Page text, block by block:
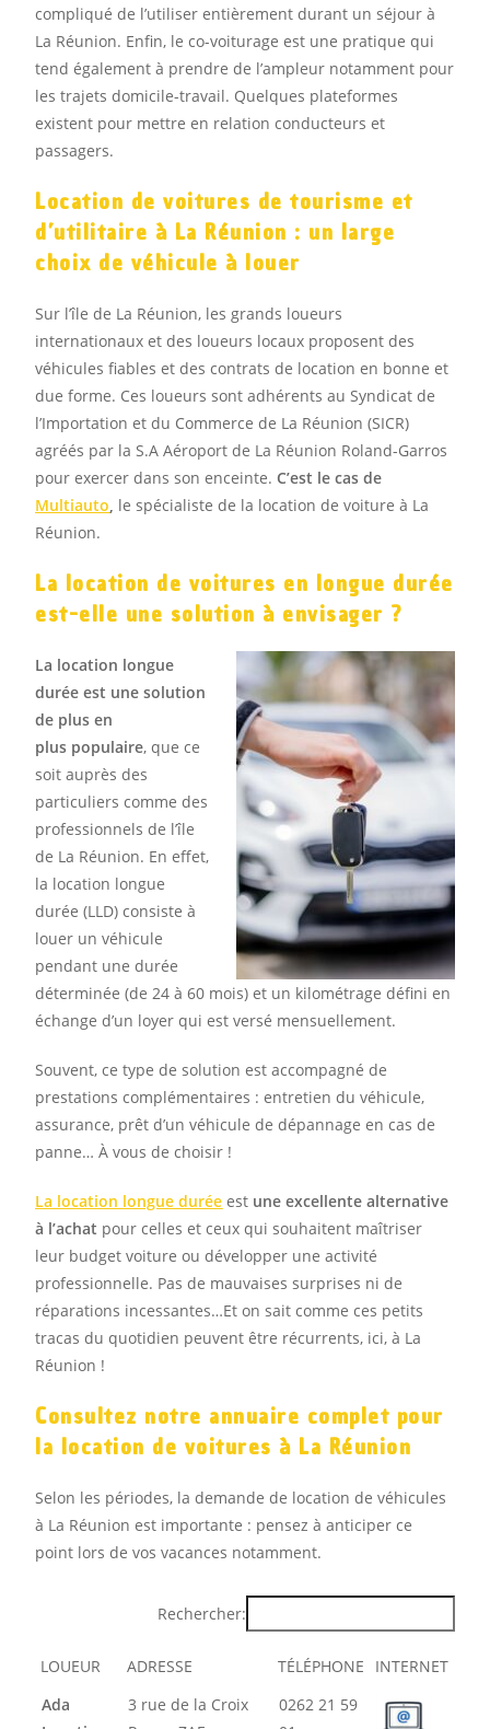
compliqué de l’utiliser entièrement durant un séjour à
La Réunion. Enfin, le co-voiturage est une pratique qui
tend également à prendre de l’ampleur notamment pour
les trajets domicile-travail. Quelques plateformes
existent pour mettre en relation conducteurs et
passagers.
Location de voitures de tourisme et
d’utilitaire à La Réunion : un large
choix de véhicule à louer
Sur l’île de La Réunion, les grands loueurs
internationaux et des loueurs locaux proposent des
véhicules fiables et des contrats de location en bonne et
due forme. Ces loueurs sont adhérents au Syndicat de
l’Importation et du Commerce de La Réunion (SICR)
agréés par la S.A Aéroport de La Réunion Roland-Garros
pour exercer dans son enceinte. C’est le cas de
Multiauto, le spécialiste de la location de voiture à La
Réunion.
La location de voitures en longue durée
est-elle une solution à envisager ?
La location longue
durée est une solution
de plus en
plus populaire, que ce
soit auprès des
particuliers comme des
professionnels de l’île
de La Réunion. En effet,
la location longue
durée (LLD) consiste à
louer un véhicule
pendant une durée
déterminée (de 24 à 60 mois) et un kilométrage défini en
échange d’un loyer qui est versé mensuellement.
Souvent, ce type de solution est accompagné de
prestations complémentaires : entretien du véhicule,
assurance, prêt d’un véhicule de dépannage en cas de
panne… À vous de choisir !
La location longue durée est une excellente alternative
à l’achat pour celles et ceux qui souhaitent maîtriser
leur budget voiture ou développer une activité
professionnelle. Pas de mauvaises surprises ni de
réparations incessantes…Et on sait comme ces petits
tracas du quotidien peuvent être récurrents, ici, à La
Réunion !
Consultez notre annuaire complet pour
la location de voitures à La Réunion
Selon les périodes, la demande de location de véhicules
à La Réunion est importante : pensez à anticiper ce
point lors de vos vacances notamment.
Rechercher:
LOUEUR ADRESSE TÉLÉPHONE
INTERNET
LOUEUR
ADRESSE TÉLÉPHONE INTERNET
Ada
3 rue de la Croix
0262 21 59